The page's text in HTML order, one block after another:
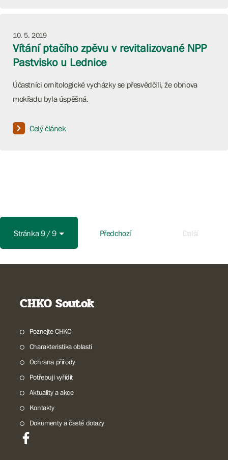
10. 5. 2019
Vítání ptačího zpěvu v revitalizované NPP
Pastvisko u Lednice
Účastníci ornitologické vycházky se přesvědčili, že obnova
mokřadu byla úspěšná.
Celý článek
Stránka 9 / 9 Předchozí Další
CHKO Soutok
Poznejte CHKO
Charakteristika oblasti
Ochrana přírody
Potřebuji vyřídit
Aktuality a akce
Kontakty
Dokumenty a časté dotazy